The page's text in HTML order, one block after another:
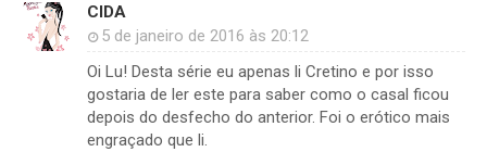
CIDA
5 de janeiro de 2016 às 20:12
Oi Lu! Desta série eu apenas li Cretino e por isso
gostaria de ler este para saber como o casal ficou
depois do desfecho do anterior. Foi o erótico mais
engraçado que li.